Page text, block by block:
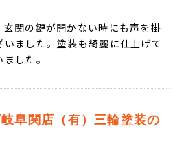
関の鍵が開かない時にも声を掛
ました。塗装も綺麗に仕上げて
した。
阜関店（有）三輪塗装の